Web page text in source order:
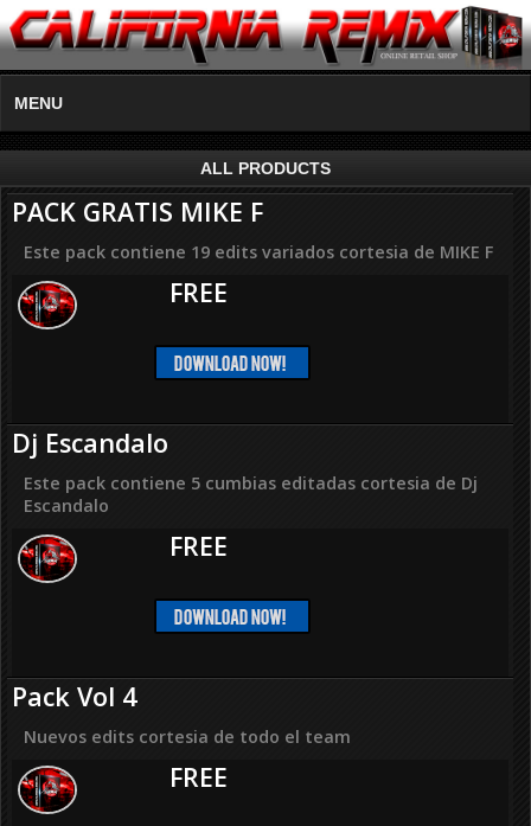
MENU
ALL PRODUCTS
PACK GRATIS MIKE F
Este pack contiene 19 edits variados cortesia de MIKE F
FREE
Dj Escandalo
Este pack contiene 5 cumbias editadas cortesia de Dj
Escandalo
FREE
Pack Vol 4
Nuevos edits cortesia de todo el team
FREE